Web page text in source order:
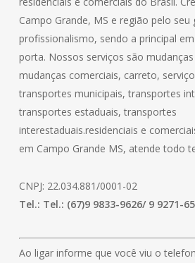
Campo Grande, MS e região pelo seu
profissionalismo, sendo a principal
porta. Nossos serviços são
mudanças comerciais, carreto,
transportes municipais, transportes
transportes estaduais, transportes
interestaduais.residenciais e
em Campo Grande MS, atende todo
CNPJ: 22.034.881/0001-02
Tel.: Tel.: (67)9 9833-9626/ 9 9271-
Ao ligar informe que você viu o